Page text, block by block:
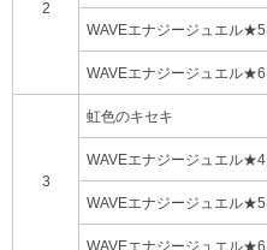
2
WAVEエナジージュエル★5
WAVEエナジージュエル★6
3
虹色のキセキ
WAVEエナジージュエル★4
WAVEエナジージュエル★5
WAVEエナジージュエル★6